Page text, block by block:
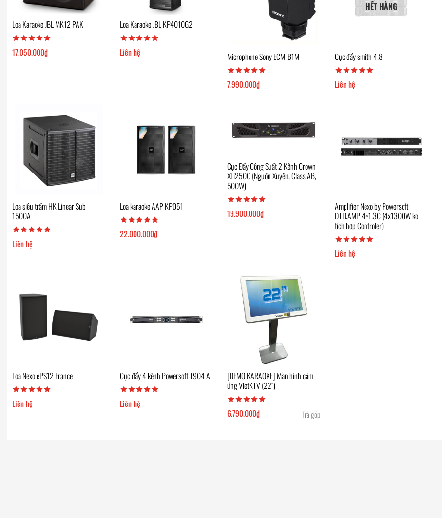
Loa Karaoke JBL MK12 PAK
17.050.000₫
Loa Karaoke JBL KP4010G2
Liên hệ Microphone Sony ECM-B1M
7.990.000₫
HẾT HÀNG
Cục đẩy smith 4.8
Liên hệ
Loa siêu trầm HK Linear Sub
1500A
Liên hệ
Loa karaoke AAP KP051
22.000.000₫
Cục Đẩy Công Suất 2 Kênh Crown
XLi2500 (Nguồn Xuyến, Class AB,
500W)
19.900.000₫
Amplifier Nexo by Powersoft
DTD.AMP 4×1.3C (4x1300W ko
tích hợp Controler)
Liên hệ
Loa Nexo ePS12 France
Liên hệ
Cục đẩy 4 kênh Powersoft T904 A
Liên hệ
[DEMO KARAOKE] Màn hình cảm
ứng VietKTV (22”)
6.790.000₫ Trả góp